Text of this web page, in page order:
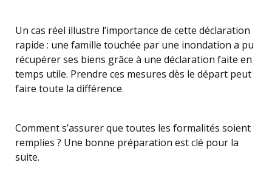
Un cas réel illustre l’importance de cette déclaration
rapide : une famille touchée par une inondation a pu
récupérer ses biens grâce à une déclaration faite en
temps utile. Prendre ces mesures dès le départ peut
faire toute la différence.
Comment s’assurer que toutes les formalités soient
remplies ? Une bonne préparation est clé pour la
suite.